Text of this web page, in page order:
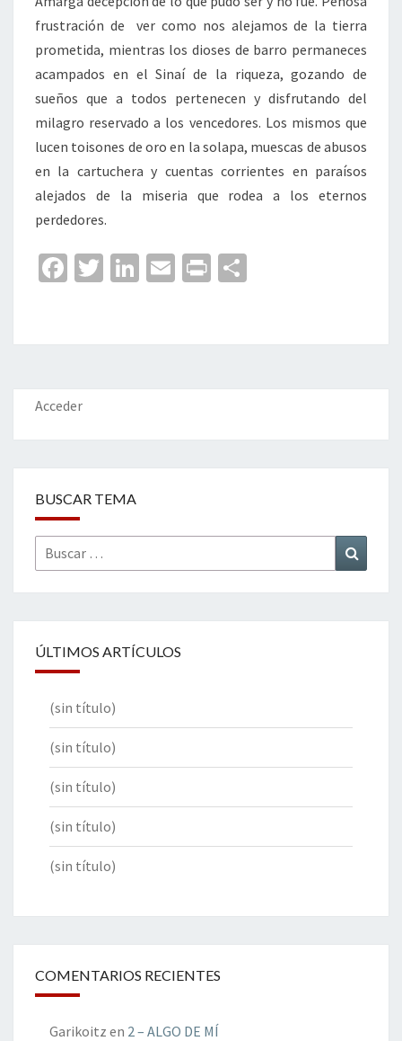
frustración de ver como nos alejamos de la tierra
prometida, mientras los dioses de barro permaneces
acampados en el Sinaí de la riqueza, gozando de
sueños que a todos pertenecen y disfrutando del
milagro reservado a los vencedores. Los mismos que
lucen toisones de oro en la solapa, muescas de abusos
en la cartuchera y cuentas corrientes en paraísos
alejados de la miseria que rodea a los eternos
perdedores.
Fa
o
o
k
T
er
Li
dI
n
E
l
Pr
p
ar
Acceder
BUSCAR TEMA
Buscar
por:
ÚLTIMOS ARTÍCULOS
(sin título)
(sin título)
(sin título)
(sin título)
(sin título)
COMENTARIOS RECIENTES
Garikoitz en 2 – ALGO DE MÍ